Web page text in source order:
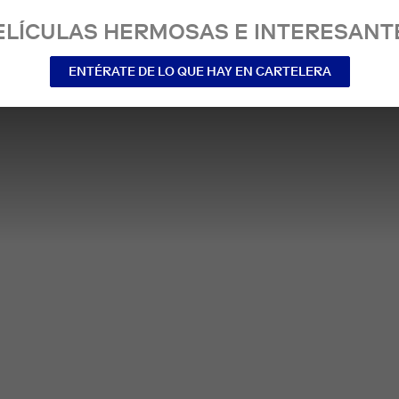
HERMOSAS E
ENTÉRATE DE LO QUE HAY EN CARTELERA